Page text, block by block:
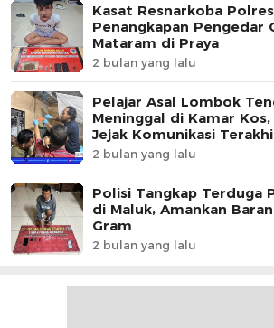
Kasat Resnarkoba
Penangkapan Pengedar
Mataram di Praya
2 bulan yang lalu
Pelajar Asal Lombok
Meninggal di Kamar
Jejak Komunikasi
2 bulan yang lalu
Polisi Tangkap Terduga
di Maluk, Amankan
Gram
2 bulan yang lalu